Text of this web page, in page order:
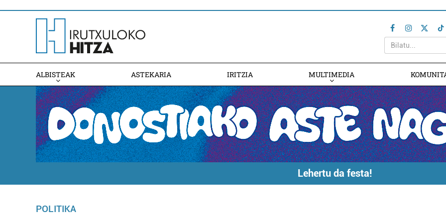
ALBISTEAK ASTEKARIA IRITZIA MULTIMEDIA
Lehertu da festa!
POLITIKA